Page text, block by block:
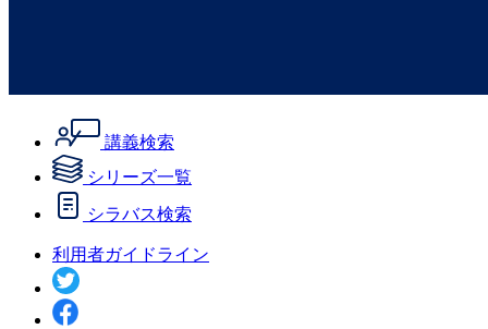
講義検索
シリーズ一覧
シラバス検索
利用者ガイドライン